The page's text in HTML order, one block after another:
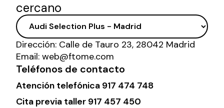
cercano
Dirección: Calle de Tauro 23, 28042 Madrid
Email: web@ftome.com
Teléfonos de contacto
Atención telefónica 917 474 748
Cita previa taller 917 457 450